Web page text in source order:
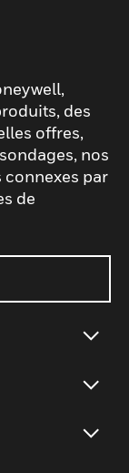
des
offres,
nos
par
de